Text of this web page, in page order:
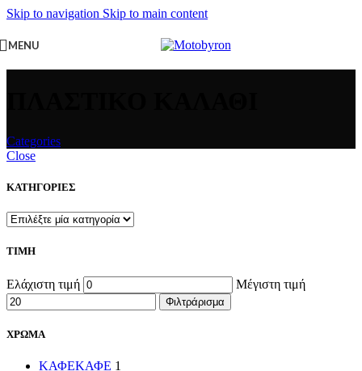
Skip to navigation Skip to main content
MENU
Categories
Close
ΚΑΤΗΓΟΡΙΕΣ
ΤΙΜΗ
Ελάχιστη τιμή Μέγιστη τιμή
Φιλτράρισμα
ΧΡΩΜΑ
ΚΑΦΕΚΑΦΕ 1